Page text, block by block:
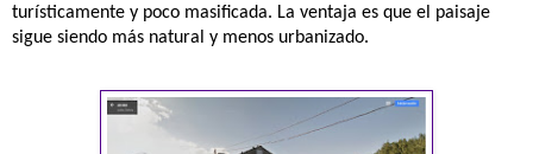
turísticamente y poco masificada. La ventaja es que el paisaje
sigue siendo más natural y menos urbanizado.